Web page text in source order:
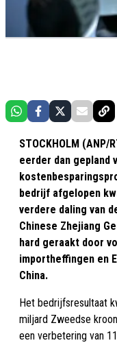
STOCKHOLM
eerder dan gepland
bedrijf afgelopen
verdere daling van
Chinese Zhejiang
hard geraakt door
importheffingen en
China.
Het bedrijfsresultaat
miljard Zweedse
een verbetering van